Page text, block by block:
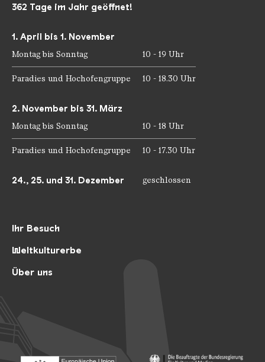
Ihr Besuch
Weltkulturerbe
Über uns
362 Tage im Jahr geöffnet!
1. April bis 1. November
Montag bis Sonntag 10 - 19 Uhr
Paradies und Hochofengruppe 10 - 18.30 Uhr
2. November bis 31. März
Montag bis Sonntag 10 - 18 Uhr
Paradies und Hochofengruppe 10 - 17.30 Uhr
24., 25. und 31. Dezember geschlossen